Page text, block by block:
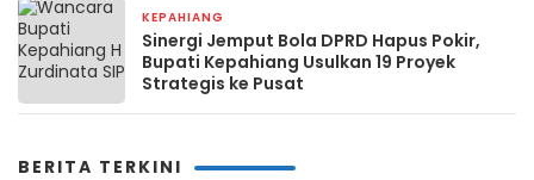
KEPAHIANG
Sinergi Jemput Bola DPRD Hapus Pokir,
Bupati Kepahiang Usulkan 19 Proyek
Strategis ke Pusat
BERITA TERKINI